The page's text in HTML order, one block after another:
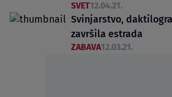
SVET12.04.21.
Svinjarstvo,
završila estrada
ZABAVA12.03.21.